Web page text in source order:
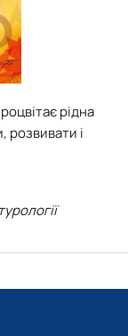
рідна
розвивати і